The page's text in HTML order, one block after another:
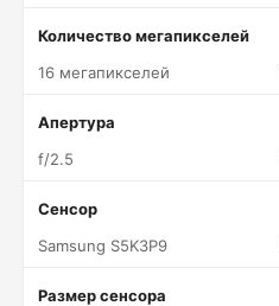
Количество мегапикселей
16 мегапикселей
Апертура
f/2.5
Сенсор
Samsung S5K3P9
Размер сенсора